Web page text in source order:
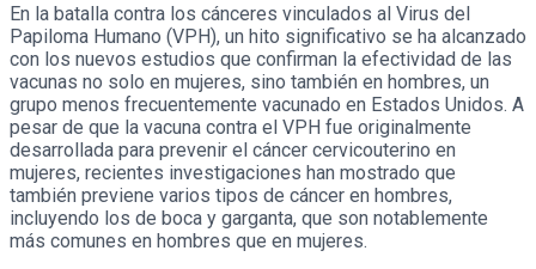
En la batalla contra los cánceres vinculados al Virus del
Papiloma Humano (VPH), un hito significativo se ha alcanzado
con los nuevos estudios que confirman la efectividad de las
vacunas no solo en mujeres, sino también en hombres, un
grupo menos frecuentemente vacunado en Estados Unidos. A
pesar de que la vacuna contra el VPH fue originalmente
desarrollada para prevenir el cáncer cervicouterino en
mujeres, recientes investigaciones han mostrado que
también previene varios tipos de cáncer en hombres,
incluyendo los de boca y garganta, que son notablemente
más comunes en hombres que en mujeres.